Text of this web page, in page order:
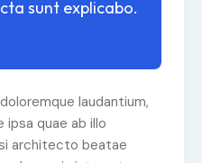
sunt explicabo.
laudantium,
ipsa quae ab illo
architecto beatae